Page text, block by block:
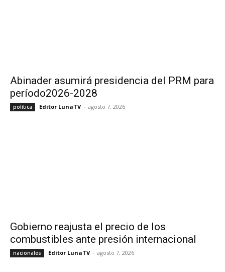
Abinader asumirá presidencia del PRM para
período2026-2028
política Editor LunaTV - agosto 7, 2026
Gobierno reajusta el precio de los
combustibles ante presión internacional
nacionales Editor LunaTV - agosto 7, 2026